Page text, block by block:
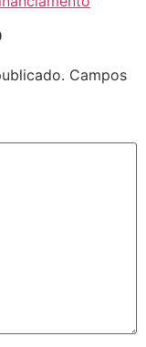
Campos